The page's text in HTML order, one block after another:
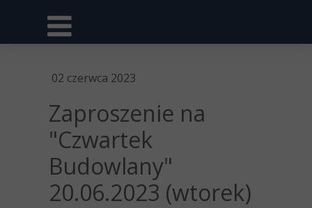
02 czerwca 2023
Zaproszenie na
"Czwartek
Budowlany"
20.06.2023 (wtorek)